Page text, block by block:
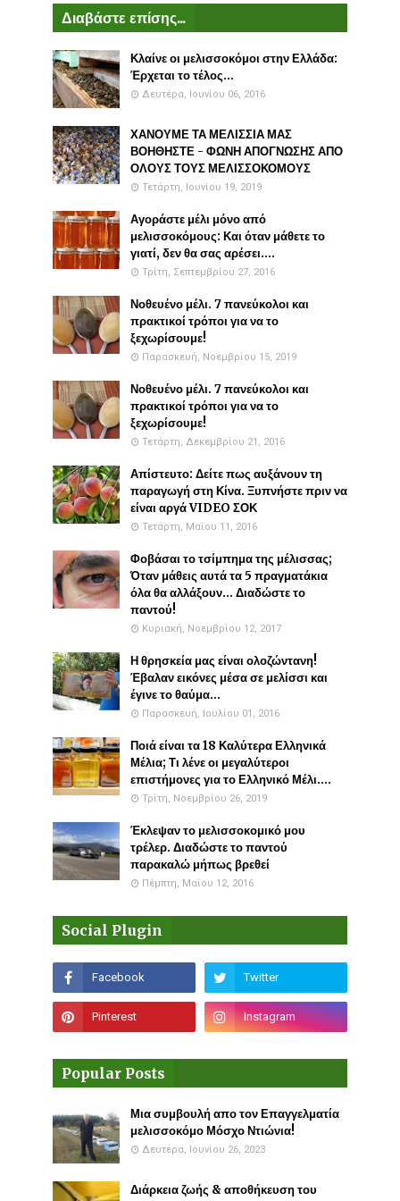
Διαβάστε επίσης...
Κλαίνε οι μελισσοκόμοι στην Ελλάδα:
Έρχεται το τέλος...
Δευτέρα, Ιουνίου 06, 2016
ΧΑΝΟΥΜΕ ΤΑ ΜΕΛΙΣΣΙΑ ΜΑΣ
ΒΟΗΘΗΣΤΕ - ΦΩΝΗ ΑΠΟΓΝΩΣΗΣ ΑΠΟ
ΟΛΟΥΣ ΤΟΥΣ ΜΕΛΙΣΣΟΚΟΜΟΥΣ
Τετάρτη, Ιουνίου 19, 2019
Αγοράστε μέλι μόνο από
μελισσοκόμους: Και όταν μάθετε το
γιατί, δεν θα σας αρέσει....
Τρίτη, Σεπτεμβρίου 27, 2016
Νοθευένο μέλι. 7 πανεύκολοι και
πρακτικοί τρόποι για να το
ξεχωρίσουμε!
Παρασκευή, Νοεμβρίου 15, 2019
Νοθευένο μέλι. 7 πανεύκολοι και
πρακτικοί τρόποι για να το
ξεχωρίσουμε!
Τετάρτη, Δεκεμβρίου 21, 2016
Απίστευτο: Δείτε πως αυξάνουν τη
παραγωγή στη Κίνα. Ξυπνήστε πριν να
είναι αργά VIDEO ΣΟΚ
Τετάρτη, Μαΐου 11, 2016
Φοβάσαι το τσίμπημα της μέλισσας;
Όταν μάθεις αυτά τα 5 πραγματάκια
όλα θα αλλάξουν... Διαδώστε το
παντού!
Κυριακή, Νοεμβρίου 12, 2017
Η θρησκεία μας είναι ολοζώντανη!
Έβαλαν εικόνες μέσα σε μελίσσι και
έγινε το θαύμα...
Παρασκευή, Ιουλίου 01, 2016
Ποιά είναι τα 18 Καλύτερα Ελληνικά
Μέλια; Τι λένε οι μεγαλύτεροι
επιστήμονες για το Ελληνικό Μέλι....
Τρίτη, Νοεμβρίου 26, 2019
Έκλεψαν το μελισσοκομικό μου
τρέλερ. Διαδώστε το παντού
παρακαλώ μήπως βρεθεί
Πέμπτη, Μαΐου 12, 2016
Social Plugin
Popular Posts
Μια συμβουλή απο τον Επαγγελματία
μελισσοκόμο Μόσχο Ντιώνια!
Δευτέρα, Ιουνίου 26, 2023
Διάρκεια ζωής & αποθήκευση του